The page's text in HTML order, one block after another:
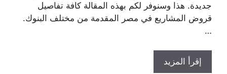
جديدة. هذا وسنوفر لكم بهذه المقالة كافة تفاصيل
قروض المشاريع في مصر المقدمة من مختلف البنوك.
…
إقرأ المزيد